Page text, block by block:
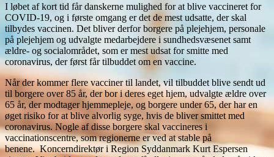
I løbet af kort tid får danskerne mulighed for at blive vaccineret for
COVID-19, og i første omgang er det de mest udsatte, der skal
tilbydes vaccinen. Det bliver derfor borgere på plejehjem, personale
på plejehjem og udvalgte medarbejdere i sundhedsvæsenet samt
ældre- og socialområdet, som er mest udsat for smitte med
coronavirus, der først får tilbuddet om en vaccine.
Når der kommer flere vacciner til landet, vil tilbuddet blive sendt ud
til borgere over 85 år, der bor i deres eget hjem, udvalgte ældre over
65 år, der modtager hjemmepleje, og borgere under 65, der har en
øget risiko for at blive alvorlig syge, hvis de bliver smittet med
coronavirus. Nogle af disse borgere skal vaccineres i
vaccinationscentre, som regionerne er ved at stable på
benene. Koncerndirektør i Region Syddanmark Kurt Espersen